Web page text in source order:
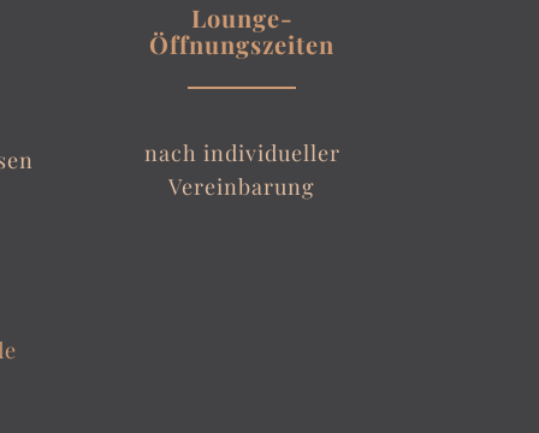
Lounge-
Öffnungszeiten
nach individueller
Vereinbarung